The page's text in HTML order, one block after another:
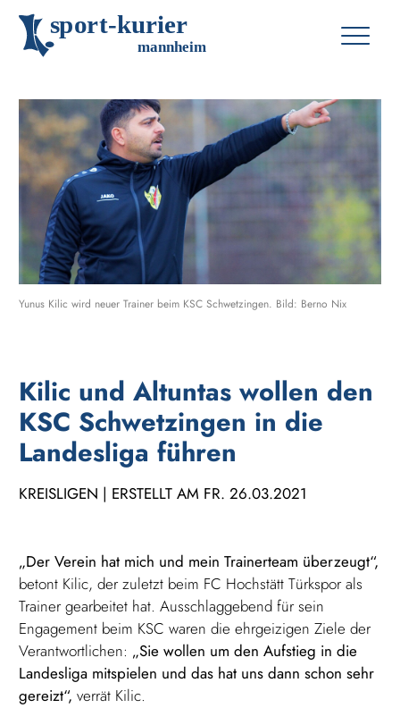
sport-kurier
mannheim
Yunus Kilic wird neuer Trainer beim KSC Schwetzingen. Bild: Berno Nix
Kilic und Altuntas wollen den
KSC Schwetzingen in die
Landesliga führen
KREISLIGEN | ERSTELLT AM FR. 26.03.2021
„Der Verein hat mich und mein Trainerteam überzeugt“,
betont Kilic, der zuletzt beim FC Hochstätt Türkspor als
Trainer gearbeitet hat. Ausschlaggebend für sein
Engagement beim KSC waren die ehrgeizigen Ziele der
Verantwortlichen: „Sie wollen um den Aufstieg in die
Landesliga mitspielen und das hat uns dann schon sehr
gereizt“, verrät Kilic.